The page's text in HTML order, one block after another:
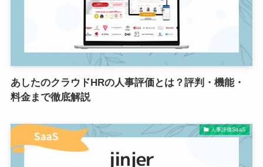
あしたのクラウドHRの人事評価とは？評判・機能・
料金まで徹底解説
人事評価SaaS